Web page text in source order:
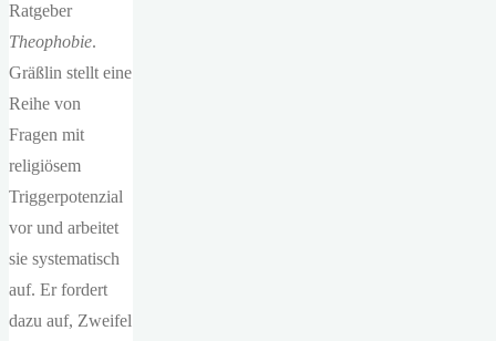
Ratgeber
Theophobie.
Gräßlin stellt eine
Reihe von
Fragen mit
religiösem
Triggerpotenzial
vor und arbeitet
sie systematisch
auf. Er fordert
dazu auf, Zweifel